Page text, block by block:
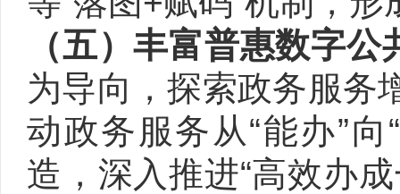
（五）丰富普惠数字公
为导向，探索政务服务
动政务服务从“能办”
造，深入推进“高效办